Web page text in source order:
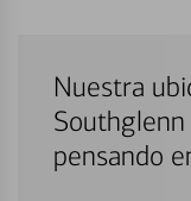
Nuestra
pensando